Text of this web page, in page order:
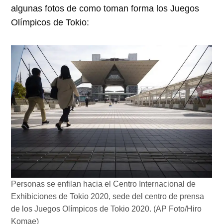
algunas fotos de como toman forma los Juegos
Olímpicos de Tokio:
Personas se enfilan hacia el Centro Internacional de
Exhibiciones de Tokio 2020, sede del centro de prensa
de los Juegos Olímpicos de Tokio 2020. (AP Foto/Hiro
Komae)